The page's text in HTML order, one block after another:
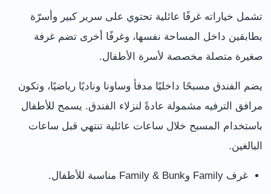
تشمل خياراته غرفًا عائلية تحتوي على سرير كبير وأسرّة
بطابقين داخل المساحة نفسها، وغرفًا أخرى تضم غرفة
صغيرة متصلة مخصصة لأسرة الأطفال.
يضم الفندق مسبحًا داخليًا مدفأ وساونا وناديًا رياضيًا، وتكون
مرافق الترفيه مشمولة عادةً لنزلاء الفندق. يسمح للأطفال
باستخدام المسبح خلال ساعات عائلية تنتهي قبل ساعات
البالغين.
غرف Family وFamily & Bunk مناسبة للأطفال.